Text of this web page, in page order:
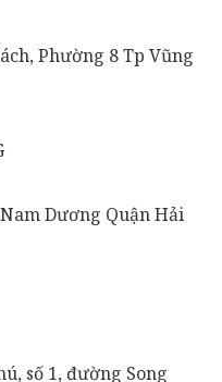
Phường 8 Tp Vũng
Dương Quận Hải
số 1, đường Song